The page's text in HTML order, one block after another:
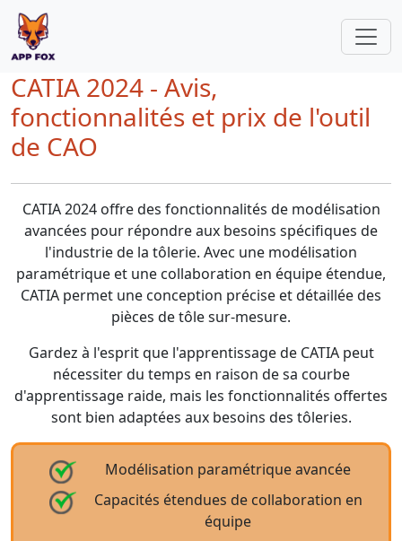
CATIA 2024 - Avis,
fonctionnalités et prix de l'outil
de CAO
CATIA 2024 offre des fonctionnalités de modélisation
avancées pour répondre aux besoins spécifiques de
l'industrie de la tôlerie. Avec une modélisation
paramétrique et une collaboration en équipe étendue,
CATIA permet une conception précise et détaillée des
pièces de tôle sur-mesure.
Gardez à l'esprit que l'apprentissage de CATIA peut
nécessiter du temps en raison de sa courbe
d'apprentissage raide, mais les fonctionnalités offertes
sont bien adaptées aux besoins des tôleries.
Modélisation paramétrique avancée
Capacités étendues de collaboration en
équipe